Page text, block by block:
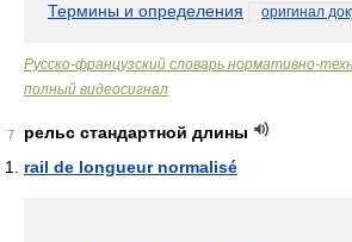
Термины и определения
оригинал
Русско-французский словарь нормативно-
полный видеосигнал
7
рельс стандартной длины
rail de longueur normalisé